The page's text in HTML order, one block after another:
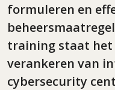
formuleren en
training staat
verankeren van
cybersecurity